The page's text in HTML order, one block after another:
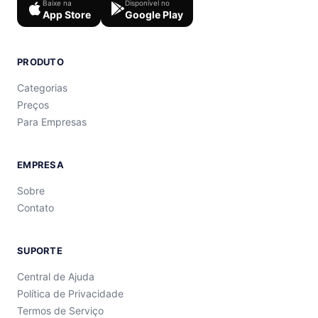
Baixe na
App Store
Disponível no
Google Play
PRODUTO
Categorias
Preços
Para Empresas
EMPRESA
Sobre
Contato
SUPORTE
Central de Ajuda
Política de Privacidade
Termos de Serviço